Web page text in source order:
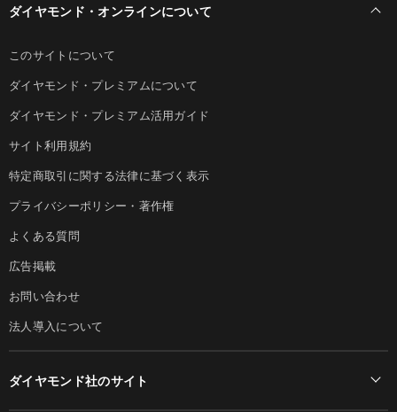
ダイヤモンド・オンラインについて
このサイトについて
ダイヤモンド・プレミアムについて
ダイヤモンド・プレミアム活用ガイド
サイト利用規約
特定商取引に関する法律に基づく表示
プライバシーポリシー・著作権
よくある質問
広告掲載
お問い合わせ
法人導入について
ダイヤモンド社のサイト